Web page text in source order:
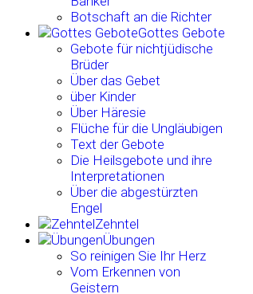
Botschaft an die Richter
Gottes Gebote
Gebote für nichtjüdische
Brüder
Über das Gebet
über Kinder
Über Häresie
Flüche für die Ungläubigen
Text der Gebote
Die Heilsgebote und ihre
Interpretationen
Über die abgestürzten
Engel
Zehntel
Übungen
So reinigen Sie Ihr Herz
Vom Erkennen von
Geistern